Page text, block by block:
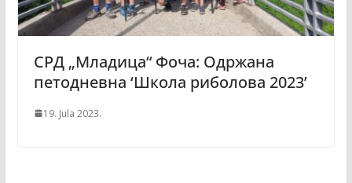
СРД „Младица“ Фоча: Oдржанa
петодневнa ‘Школa риболова 2023’
19. Jula 2023.